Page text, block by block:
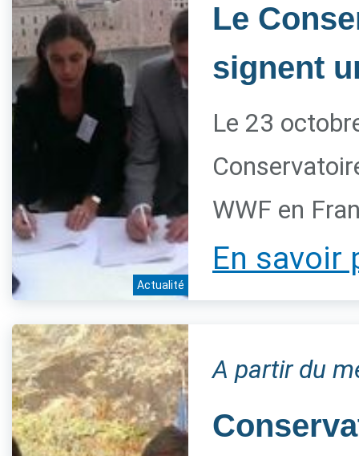
Actualité
Le
signent
Le 23
WWF en
En savoir
A partir du